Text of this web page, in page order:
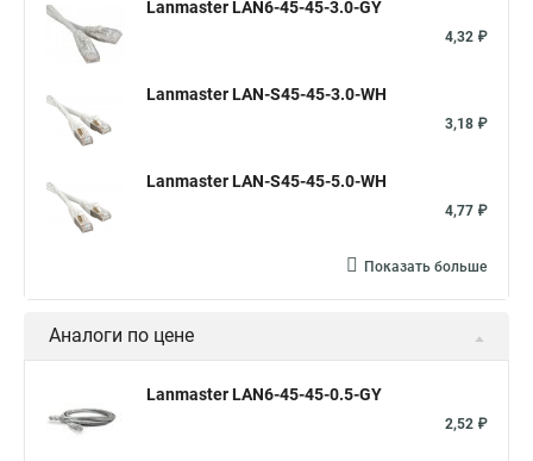
Lanmaster LAN6-45-45-3.0-GY
4,32 ₽
Lanmaster LAN-S45-45-3.0-WH
3,18 ₽
Lanmaster LAN-S45-45-5.0-WH
4,77 ₽
Показать больше
Аналоги по цене
Lanmaster LAN6-45-45-0.5-GY
2,52 ₽